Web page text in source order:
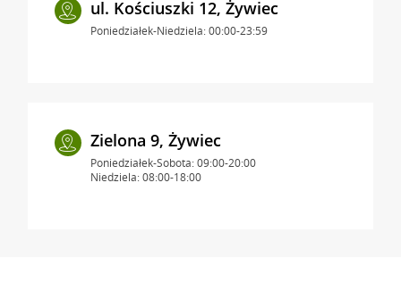
ul. Kościuszki 12, Żywiec
Poniedziałek-Niedziela: 00:00-23:59
Zielona 9, Żywiec
Poniedziałek-Sobota: 09:00-20:00
Niedziela: 08:00-18:00